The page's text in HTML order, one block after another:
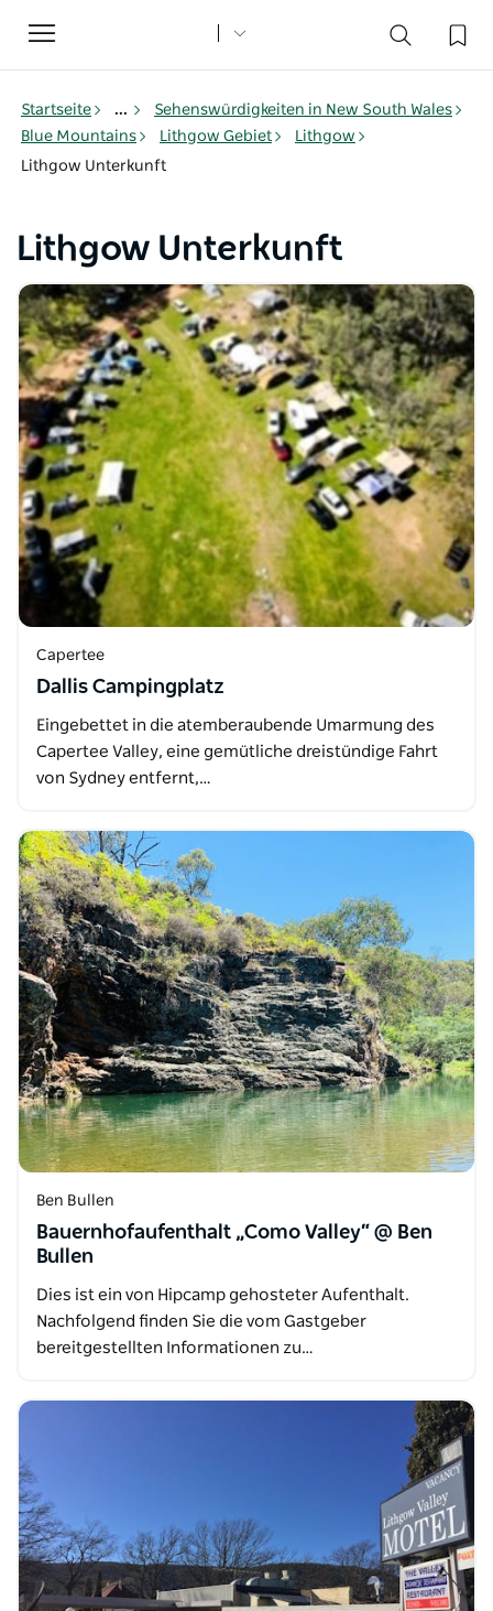
Toggle
navigation
Startseite ...
Sehenswürdigkeiten in New South Wales
Blue Mountains
Lithgow Gebiet
Lithgow
Lithgow Unterkunft
Lithgow Unterkunft
Capertee
Dallis Campingplatz
Eingebettet in die atemberaubende Umarmung des
Capertee Valley, eine gemütliche dreistündige Fahrt
von Sydney entfernt,…
Ben Bullen
Bauernhofaufenthalt „Como Valley“ @ Ben
Bullen
Dies ist ein von Hipcamp gehosteter Aufenthalt.
Nachfolgend finden Sie die vom Gastgeber
bereitgestellten Informationen zu…